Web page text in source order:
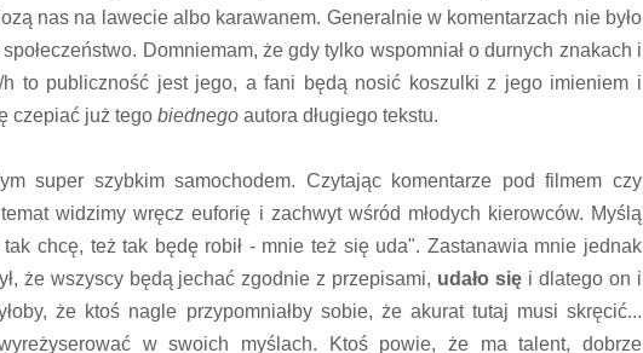
nas na lawecie albo karawanem. Generalnie w komentarzach nie było
Domniemam, że gdy tylko wspomniał o durnych znakach i
to publiczność jest jego, a fani będą nosić koszulki z jego imieniem i
czepiać już tego biednego autora długiego tekstu.
super szybkim samochodem. Czytając komentarze pod filmem czy
widzimy wręcz euforię i zachwyt wśród młodych kierowców. Myślą
tak chcę, też tak będę robił - mnie też się uda". Zastanawia mnie jednak
że wszyscy będą jechać zgodnie z przepisami, udało się i dlatego on i
że ktoś nagle przypomniałby sobie, że akurat tutaj musi skręcić...
w swoich myślach. Ktoś powie, że ma talent, dobrze